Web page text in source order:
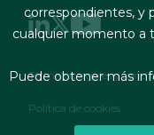
Footer
Términos legales y
Política de cookies
correspondientes, y
cualquier momento a
Puede obtener más